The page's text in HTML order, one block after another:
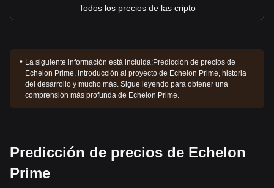
Todos los precios de las cripto
La siguiente información está incluida:Predicción de precios de
Echelon Prime, introducción al proyecto de Echelon Prime, historia
del desarrollo y mucho más. Sigue leyendo para obtener una
comprensión más profunda de Echelon Prime.
Predicción de precios de Echelon
Prime